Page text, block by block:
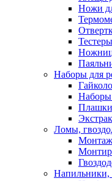
Ножи
Тестеры
Наборы для
Наборы
Ломы,